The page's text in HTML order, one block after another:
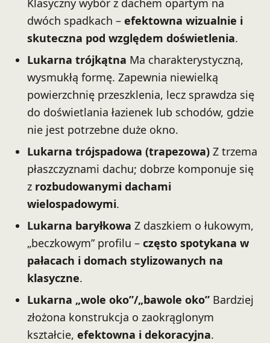
dwóch spadkach – efektowna wizualnie i
skuteczna pod względem doświetlenia.
Lukarna trójkątna Ma charakterystyczną,
wysmukłą formę. Zapewnia niewielką
powierzchnię przeszklenia, lecz sprawdza się
do doświetlania łazienek lub schodów, gdzie
nie jest potrzebne duże okno.
Lukarna trójspadowa (trapezowa)Z trzema
płaszczyznami dachu; dobrze komponuje się
z rozbudowanymi dachami
wielospadowymi.
Lukarna baryłkowa Z daszkiem o łukowym,
„beczkowym” profilu – często spotykana w
pałacach i domach stylizowanych na
klasyczne.
Lukarna „wole oko”/„bawole oko”Bardziej
złożona konstrukcja o zaokrąglonym
kształcie, efektowna i dekoracyjna.